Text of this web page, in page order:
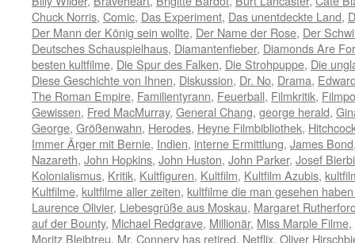
Chuck Norris, Comic, Das Experiment, Das unentdeckte Land,
Der Mann der König sein wollte, Der Name der Rose, Der
Deutsches Schauspielhaus, Diamantenfieber, Diamonds Are
besten kultfilme, Die Spur des Falken, Die Strohpuppe, Die
Diese Geschichte von Ihnen, Diskussion, Dr. No, Drama,
The Roman Empire, Familientyrann, Feuerball, Filmkritik,
Gewissen, Fred MacMurray, General Chang, george herald,
George, Größenwahn, Herodes, Heyne Filmbibliothek,
Immer Ärger mit Bernie, Indien, interne Ermittlung, James Bond
Nazareth, John Hopkins, John Huston, John Parker, Josef
Kolonialismus, Kritik, Kultfiguren, Kultfilm, Kultfilm Azubis,
Kultfilme, kultfilme aller zeiten, kultfilme die man gesehen
Laurence Olivier, Liebesgrüße aus Moskau, Margaret
auf der Bounty, Michael Redgrave, Millionär, Miss Marple Filme,
Moritz Bleibtreu, Mr. Connery has retired, Netflix, Oliver